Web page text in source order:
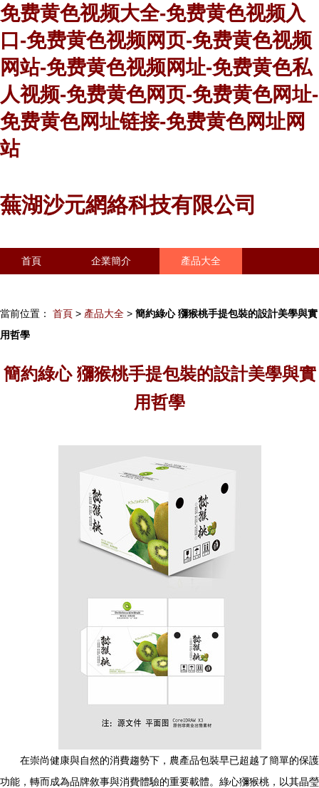
免费黄色视频大全-免费黄色视频入
口-免费黄色视频网页-免费黄色视频
网站-免费黄色视频网址-免费黄色私
人视频-免费黄色网页-免费黄色网址-
免费黄色网址链接-免费黄色网址网
站
蕪湖沙元網絡科技有限公司
首頁 企業簡介 產品大全
當前位置： 首頁 > 產品大全 > 簡約綠心 獼猴桃手提包裝的設計美學與實
用哲學
簡約綠心 獼猴桃手提包裝的設計美學與實
用哲學
在崇尚健康與自然的消費趨勢下，農產品包裝早已超越了簡單的保護
功能，轉而成為品牌敘事與消費體驗的重要載體。綠心獼猴桃，以其晶瑩